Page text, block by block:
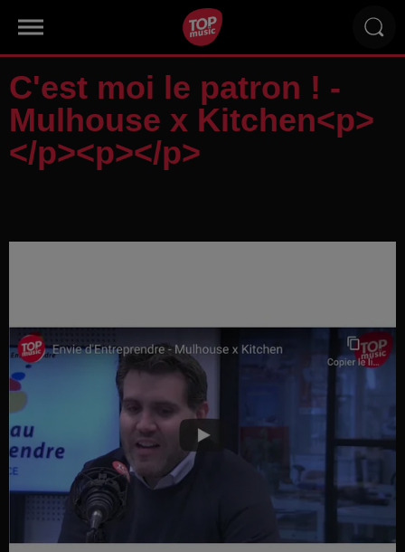
C'est moi le patron ! -
Mulhouse x Kitchen<p>
</p><p></p>